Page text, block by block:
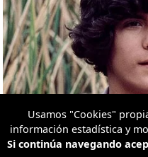
Usamos "Cookies"
información estadística y
Si continúa navegando